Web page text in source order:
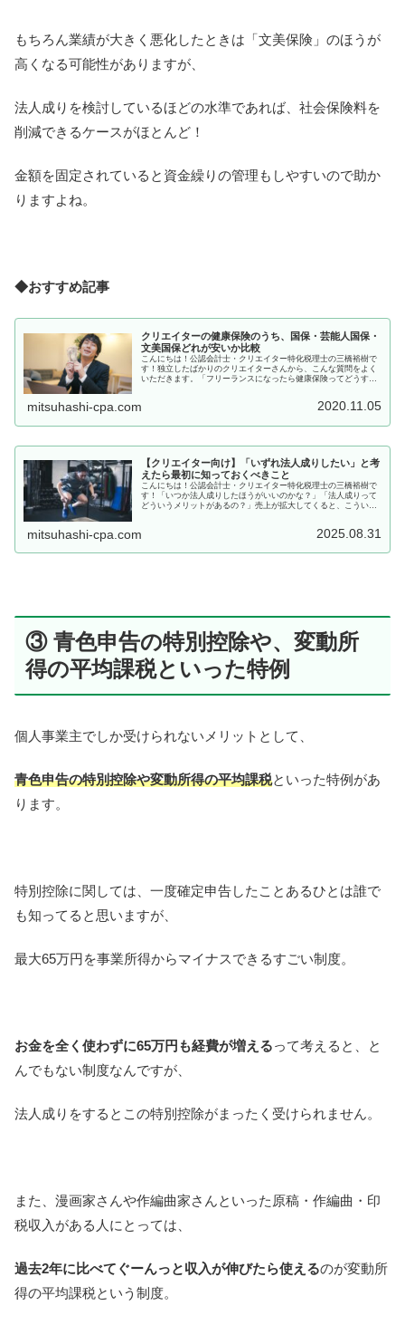
もちろん業績が大きく悪化したときは「文美保険」のほうが
高くなる可能性がありますが、
法人成りを検討しているほどの水準であれば、社会保険料を
削減できるケースがほとんど！
金額を固定されていると資金繰りの管理もしやすいので助か
りますよね。
◆おすすめ記事
クリエイターの健康保険のうち、国保・芸能人国保・
文美国保どれが安いか比較
こんにちは！公認会計士・クリエイター特化税理士の三橋裕樹で
す！独立したばかりのクリエイターさんから、こんな質問をよく
いただきます。「フリーランスになったら健康保険ってどうすれ
mitsuhashi-cpa.com 2020.11.05
【クリエイター向け】「いずれ法人成りしたい」と考
えたら最初に知っておくべきこと
こんにちは！公認会計士・クリエイター特化税理士の三橋裕樹で
す！「いつか法人成りしたほうがいいのかな？」「法人成りって
どういうメリットがあるの？」売上が拡大してくると、こういう
mitsuhashi-cpa.com 2025.08.31
③ 青色申告の特別控除や、変動所
得の平均課税といった特例
個人事業主でしか受けられないメリットとして、
青色申告の特別控除や変動所得の平均課税といった特例があ
ります。
特別控除に関しては、一度確定申告したことあるひとは誰で
も知ってると思いますが、
最大65万円を事業所得からマイナスできるすごい制度。
お金を全く使わずに65万円も経費が増えるって考えると、と
んでもない制度なんですが、
法人成りをするとこの特別控除がまったく受けられません。
また、漫画家さんや作編曲家さんといった原稿・作編曲・印
税収入がある人にとっては、
過去2年に比べてぐーんっと収入が伸びたら使えるのが変動所
得の平均課税という制度。